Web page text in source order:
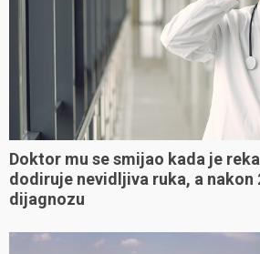
Doktor mu se smijao kada je
dodiruje nevidljiva ruka, a nakon
dijagnozu